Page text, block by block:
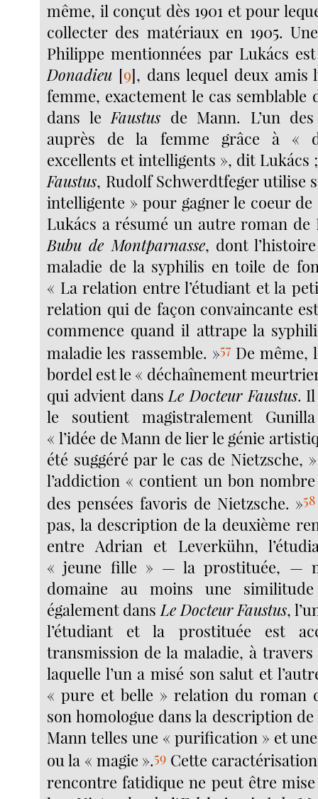
même, il conçut dès 1901 et pour
collecter des matériaux en 1905.
Philippe mentionnées par Lukács
Donadieu [9], dans lequel deux
femme, exactement le cas semblable
dans le Faustus de Mann. L’un
auprès de la femme grâce à «
excellents et intelligents », dit Lukács
Faustus, Rudolf Schwerdtfeger utilise
intelligente » pour gagner le coeur
Lukács a résumé un autre roman
Bubu de Montparnasse, dont
maladie de la syphilis en toile de
« La relation entre l’étudiant et la
relation qui de façon convaincante
commence quand il attrape la
maladie les rassemble. »57De même,
bordel est le « déchaînement
qui advient dansLe Docteur Faustus.
le soutient magistralement
« l’idée de Mann de lier le génie
été suggéré par le cas de Nietzsche,
l’addiction « contient un bon
des pensées favoris de Nietzsche. »58
pas, la description de la deuxième
entre Adrian et Leverkühn,
« jeune fille » — la prostituée, —
domaine au moins une
également dansLe Docteur Faustus,
l’étudiant et la prostituée est
transmission de la maladie, à travers
laquelle l’un a misé son salut et
« pure et belle » relation du roman
son homologue dans la description
Mann telles une « purification » et
ou la « magie ».59 Cette
rencontre fatidique ne peut être